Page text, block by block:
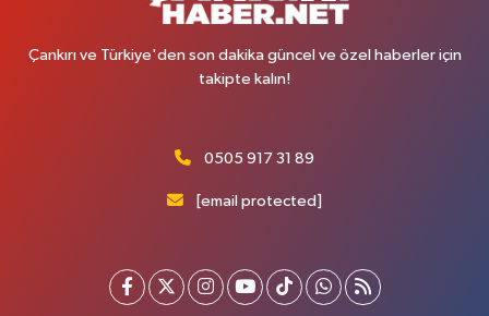
Çankırı ve Türkiye'den son dakika güncel ve özel haberler için
takipte kalın!
0505 917 31 89
[email protected]